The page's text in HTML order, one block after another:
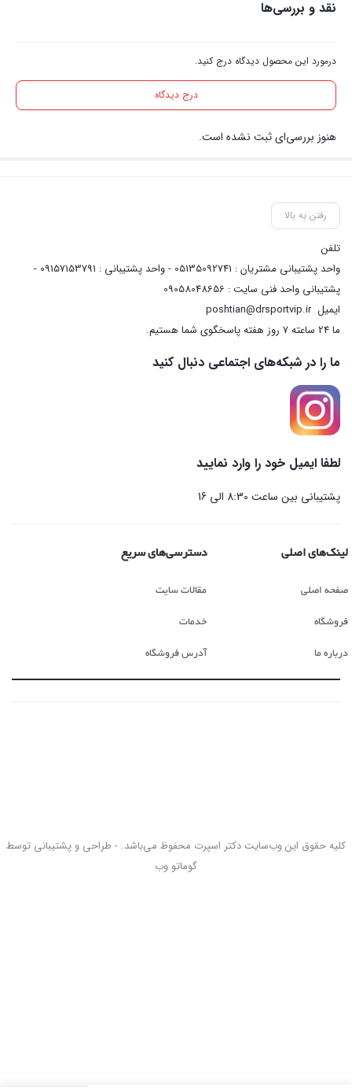
نقد و بررسی‌ها
درمورد این محصول دیدگاه درج کنید.
درج دیدگاه
هنوز بررسی‌ای ثبت نشده است.
رفتن به بالا
تلفن
واحد پشتیبانی مشتریان : 05135092741 - واحد پشتیبانی : 09157153791 -
پشتیبانی واحد فنی سایت : 09058048656
ایمیلposhtian@drsportvip.ir
ما 24 ساعته 7 روز هفته پاسخگوی شما هستیم.
ما را در شبکه‌های اجتماعی دنبال کنید
لطفا ایمیل خود را وارد نمایید
پشتیبانی بین ساعت 8:30 الی 16
لینک‌های اصلی
صفحه اصلی
فروشگاه
درباره ما
دسترسی‌های سریع
مقالات سایت
خدمات
آدرس فروشگاه
کلیه حقوق این وب‌سایت دکتر اسپرت محفوظ می‌باشد. - طراحی و پشتیبانی توسط
گوماتو وب